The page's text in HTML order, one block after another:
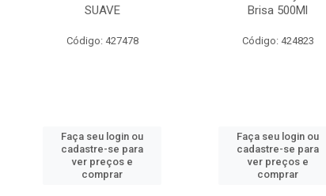
SUAVE
Código: 427478
Faça seu login ou
cadastre-se para
ver preços e
comprar
Brisa 500Ml
Código: 424823
Faça seu login ou
cadastre-se para
ver preços e
comprar